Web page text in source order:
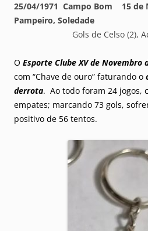
25/04/1971 Campo Bom 15 de
Pampeiro, Soledade
Gols de Celso (2),
O Esporte Clube XV de Novembro
com “Chave de ouro” faturando o
derrota. Ao todo foram 24 jogos,
empates; marcando 73 gols,
positivo de 56 tentos.